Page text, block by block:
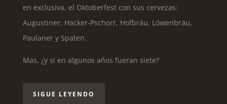
en exclusiva, el Oktoberfest con sus cervezas:
Augustiner, Hacker-Pschorr, Hofbräu, Löwenbräu,
Paulaner y Spaten.
Mas, ¿y si en algunos años fueran siete?
SIGUE LEYENDO